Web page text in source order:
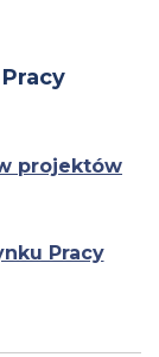
projektów
Pracy